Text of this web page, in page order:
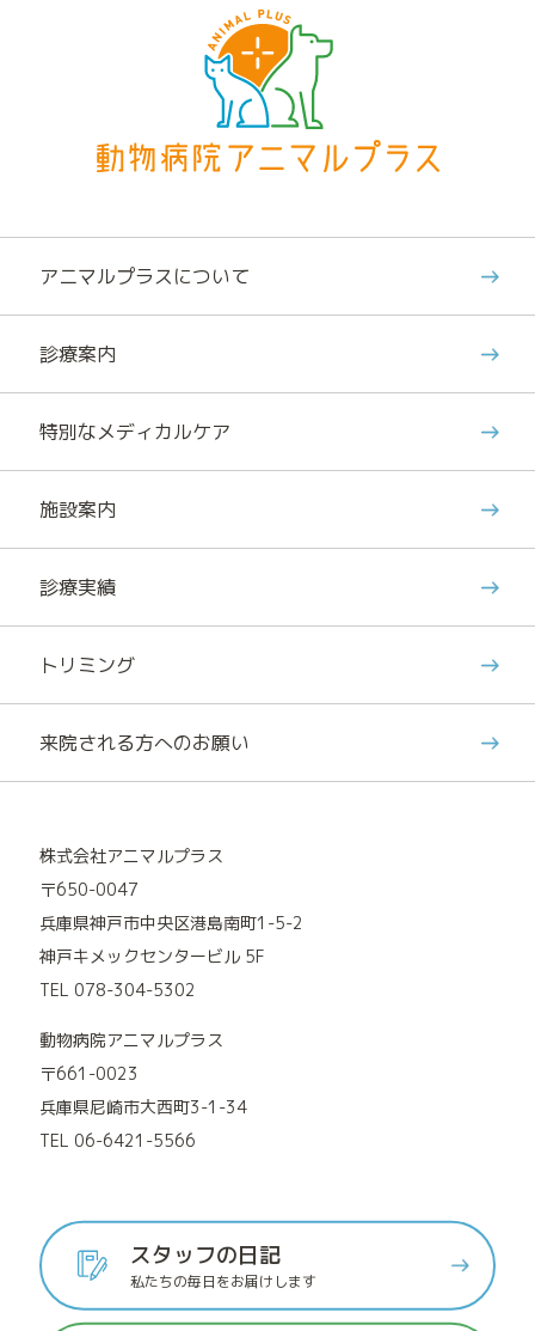
アニマルプラスについて
診療案内
特別なメディカルケア
施設案内
診療実績
トリミング
来院される方へのお願い
株式会社アニマルプラス
〒650-0047
兵庫県神戸市中央区港島南町1-5-2
神戸キメックセンタービル 5F
TEL 078-304-5302
動物病院アニマルプラス
〒661-0023
兵庫県尼崎市大西町3-1-34
TEL 06-6421-5566
スタッフの日記
私たちの毎日をお届けします